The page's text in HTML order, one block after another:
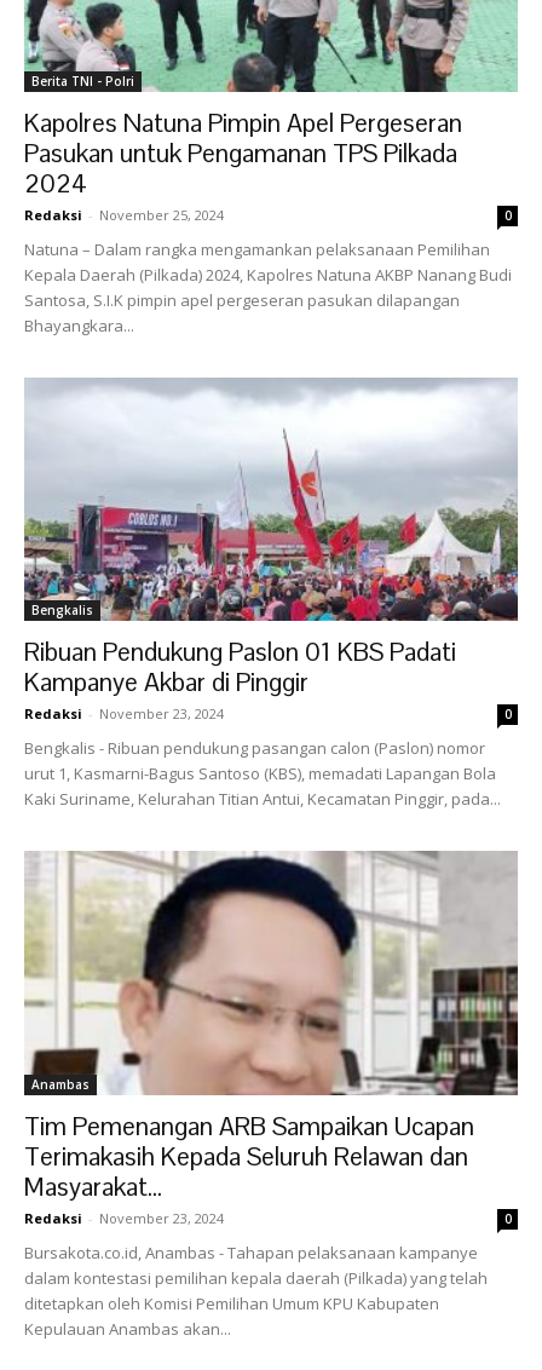
Berita TNI - Polri
Kapolres Natuna Pimpin Apel Pergeseran
Pasukan untuk Pengamanan TPS Pilkada
2024
Redaksi - November 25, 2024 0
Natuna – Dalam rangka mengamankan pelaksanaan Pemilihan
Kepala Daerah (Pilkada) 2024, Kapolres Natuna AKBP Nanang Budi
Santosa, S.I.K pimpin apel pergeseran pasukan dilapangan
Bhayangkara...
Bengkalis
Ribuan Pendukung Paslon 01 KBS Padati
Kampanye Akbar di Pinggir
Redaksi - November 23, 2024 0
Bengkalis - Ribuan pendukung pasangan calon (Paslon) nomor
urut 1, Kasmarni-Bagus Santoso (KBS), memadati Lapangan Bola
Kaki Suriname, Kelurahan Titian Antui, Kecamatan Pinggir, pada...
Anambas
Tim Pemenangan ARB Sampaikan Ucapan
Terimakasih Kepada Seluruh Relawan dan
Masyarakat...
Redaksi - November 23, 2024 0
Bursakota.co.id, Anambas - Tahapan pelaksanaan kampanye
dalam kontestasi pemilihan kepala daerah (Pilkada) yang telah
ditetapkan oleh Komisi Pemilihan Umum KPU Kabupaten
Kepulauan Anambas akan...